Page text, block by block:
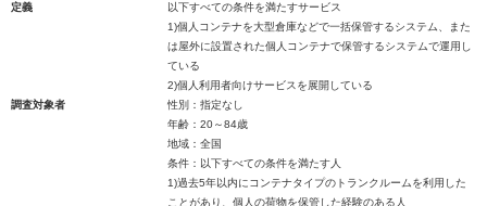
定義
以下すべての条件を満たすサービス
1)個人コンテナを大型倉庫などで一括保管するシステム、また
は屋外に設置された個人コンテナで保管するシステムで運用し
ている
2)個人利用者向けサービスを展開している
調査対象者
性別：指定なし
年齢：20～84歳
地域：全国
条件：以下すべての条件を満たす人
1)過去5年以内にコンテナタイプのトランクルームを利用した
ことがあり、個人の荷物を保管した経験のある人